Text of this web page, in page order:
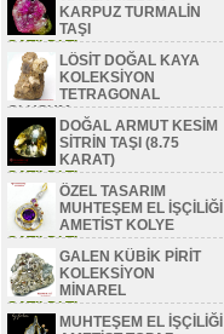
KARPUZ TURMALİN
TAŞI
SATILDI TL
LÖSİT DOĞAL KAYA
KOLEKSİYON
TETRAGONAL
OLUŞUM
SATILDI TLDOĞAL ARMUT KESİM
SİTRİN TAŞI (8.75
KARAT)
SATILDI TL
ÖZEL TASARIM
MUHTEŞEM EL İŞÇİLİĞİ
AMETİST KOLYE
SATILDI TL
GALEN KÜBİK PİRİT
KOLEKSİYON
MİNAREL
SATILDI TL
MUHTEŞEM EL İŞÇİLİĞİ